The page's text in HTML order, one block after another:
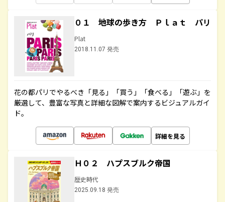
０１ 地球の歩き方 Ｐｌａｔ パリ
Plat
2018.11.07 発売
花の都パリでやるべき「見る」「買う」「食べる」「遊ぶ」を
厳選して、豊富な写真と詳細な図解で案内するビジュアルガイ
ド。
詳細を見る
Ｈ０２ ハプスブルク帝国
歴史時代
2025.09.18 発売